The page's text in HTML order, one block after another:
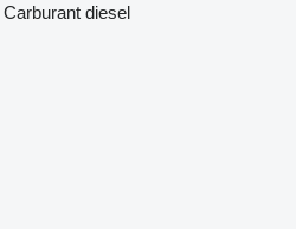
Carburant diesel